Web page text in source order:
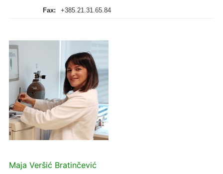
Fax: +385.21.31.65.84
Maja Veršić Bratinčević